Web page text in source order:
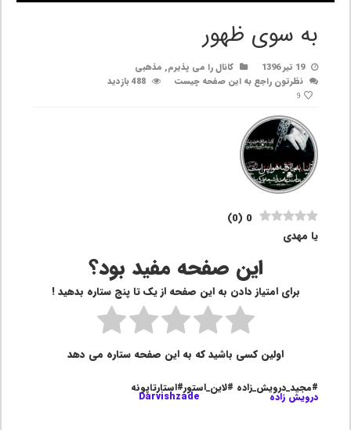
به سوی ظهور
19 تیر 1396 کانال را می پذیرم, مذهبی
نظرتون راجع به این صفحه چیست
488 بازدید
9
0
(
0
)
یا مهدی
این صفحه مفید بود؟
برای امتیاز دادن به این صفحه از یک تا پنج ستاره بدهید !
اولین کسی باشید که به این صفحه ستاره می دهد
#مجید_درویش_زاده #لاین_استور#استارتاپونه
درویش زاده Darvishzade